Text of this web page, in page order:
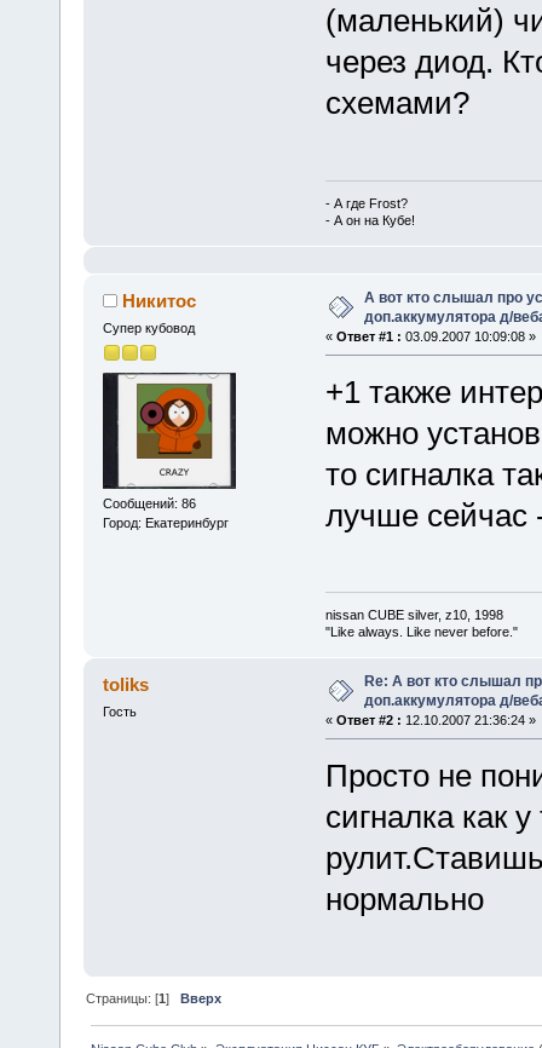
(маленький)
через диод.
схемами?
- А где Frost?
- А он на Кубе!
Никитос
Супер кубовод
Сообщений: 86
Город: Екатеринбург
А вот кто слышал про
доп.аккумулятора д/
« Ответ #1 : 03.09.2007 10:09:08 »
+1 также
можно
то сигналка
лучше сейчас
nissan CUBE silver, z10, 1998
"Like always. Like never before."
toliks
Гость
Re: А вот кто слышал
доп.аккумулятора д/
« Ответ #2 : 12.10.2007 21:36:24 »
Просто не
сигналка как
нормально
Страницы: [1]Вверх